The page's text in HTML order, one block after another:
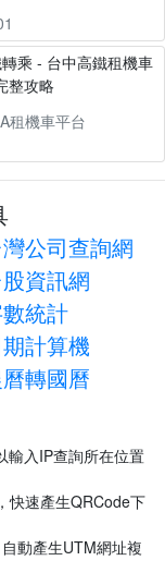
乘 - 台中高鐵租機車
整攻略
租機車平台
公司查詢網
資訊網
統計
計算機
轉國曆
輸入IP查詢所在位置
快速產生QRCode下
動產生UTM網址複